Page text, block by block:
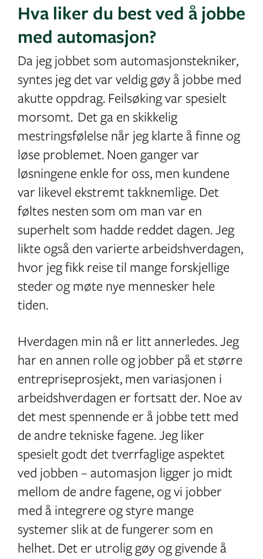
Hva liker du best ved å jobbe
med automasjon?
Da jeg jobbet som automasjonstekniker,
syntes jeg det var veldig gøy å jobbe med
akutte oppdrag. Feilsøking var spesielt
morsomt. Det ga en skikkelig
mestringsfølelse når jeg klarte å finne og
løse problemet. Noen ganger var
løsningene enkle for oss, men kundene
var likevel ekstremt takknemlige. Det
føltes nesten som om man var en
superhelt som hadde reddet dagen. Jeg
likte også den varierte arbeidshverdagen,
hvor jeg fikk reise til mange forskjellige
steder og møte nye mennesker hele
tiden.
Hverdagen min nå er litt annerledes. Jeg
har en annen rolle og jobber på et større
entrepriseprosjekt, men variasjonen i
arbeidshverdagen er fortsatt der. Noe av
det mest spennende er å jobbe tett med
de andre tekniske fagene. Jeg liker
spesielt godt det tverrfaglige aspektet
ved jobben – automasjon ligger jo midt
mellom de andre fagene, og vi jobber
med å integrere og styre mange
systemer slik at de fungerer som en
helhet. Det er utrolig gøy og givende å